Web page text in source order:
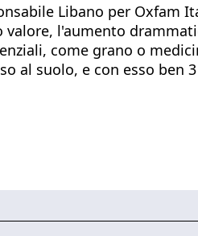
Libano per Oxfam
valore, l'aumento
come grano o
al suolo, e con esso ben